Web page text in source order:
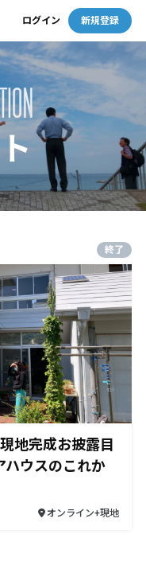
ログイン 新規登録
終了
地完成お披露目
ハウスのこれか
オンライン+現地